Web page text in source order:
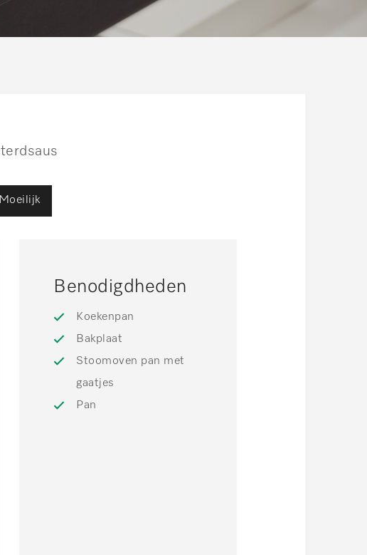
Moeilijk
Benodigdheden
Koekenpan
Bakplaat
Stoomoven pan met
gaatjes
Pan